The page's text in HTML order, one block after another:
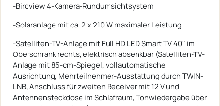
-Birdview 4-Kamera-Rundumsichtsystem
-Solaranlage mit ca. 2 x 210 W maximaler Leistung
-Satelliten-TV-Anlage mit Full HD LED Smart TV 40" im
Oberschrank rechts, elektrisch absenkbar (Satelliten-TV-
Anlage mit 85-cm-Spiegel, vollautomatische
Ausrichtung, Mehrteilnehmer-Ausstattung durch TWIN-
LNB, Anschluss für zweiten Receiver mit 12 V und
Antennensteckdose im Schlafraum, Tonwiedergabe über